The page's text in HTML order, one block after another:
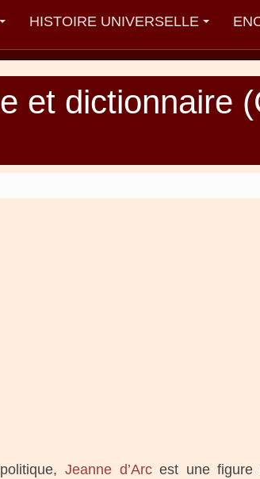
HISTOIRE UNIVERSELLE
et dictionnaire
Jeanne d’Arcest une figure